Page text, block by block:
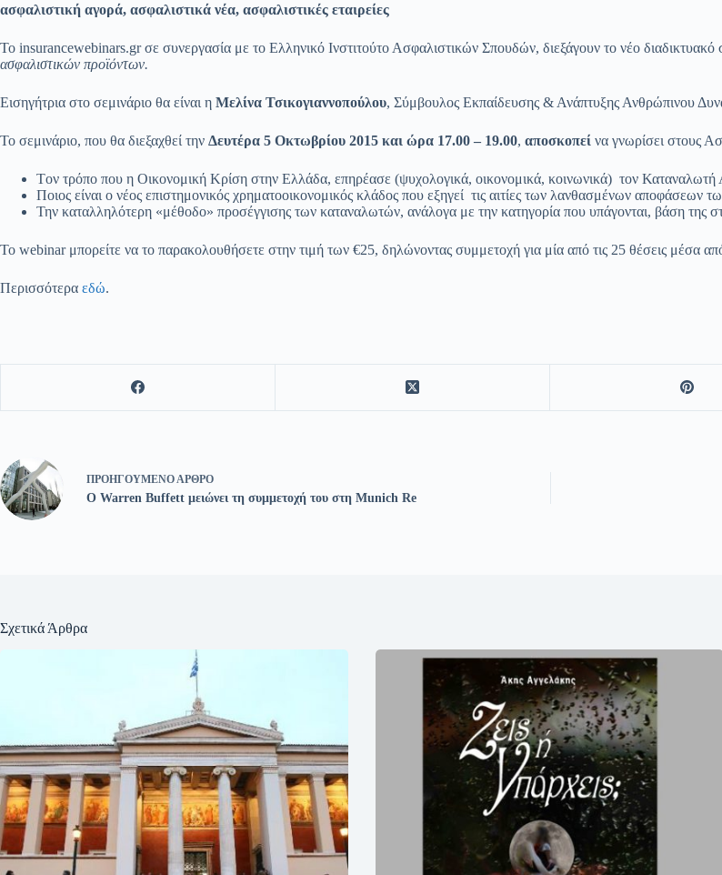
ασφαλιστική αγορά, ασφαλιστικά νέα, ασφαλιστικές εταιρείες
Το insurancewebinars.gr σε συνεργασία με το Ελληνικό Ινστιτούτο Ασφαλιστικών Σπουδών, διεξάγουν το νέο διαδικτυακό
ασφαλιστικών προϊόντων.
Εισηγήτρια στο σεμινάριο θα είναι η Μελίνα Τσικογιαννοπούλου, Σύμβουλος Εκπαίδευσης & Ανάπτυξης Ανθρώπινου
Το σεμινάριο, που θα διεξαχθεί την Δευτέρα 5 Οκτωβρίου 2015 και ώρα 17.00 – 19.00, αποσκοπεί να γνωρίσει στους
Tον τρόπο που η Οικονομική Κρίση στην Ελλάδα, επηρέασε (ψυχολογικά, οικονομικά, κοινωνικά) τον
Ποιος είναι ο νέος επιστημονικός χρηματοοικονομικός κλάδος που εξηγεί τις αιτίες των λανθασμένων αποφάσεων
Την καταλληλότερη «μέθοδο» προσέγγισης των καταναλωτών, ανάλογα με την κατηγορία που υπάγονται, βάση της
Το webinar μπορείτε να το παρακολουθήσετε στην τιμή των €25, δηλώνοντας συμμετοχή για μία από τις 25 θέσεις μέσα
Περισσότερα εδώ.
ΠΡΟΗΓΟΎΜΕΝΟΆΡΘΡΟ
O Warren Buffett μειώνει τη συμμετοχή του στη Munich Re
Σχετικά Άρθρα